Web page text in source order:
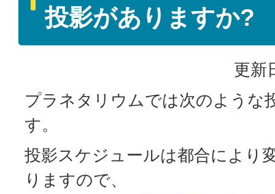
投影がありますか?
更新
プラネタリウムでは次のような
す。
投影スケジュールは都合により
りますので、